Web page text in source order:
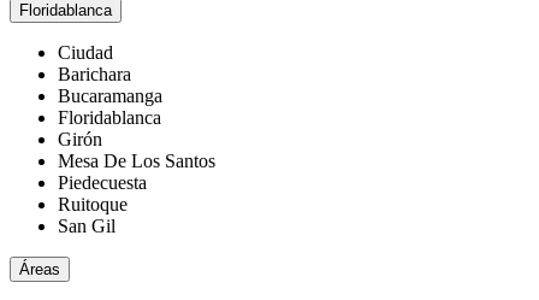
Floridablanca
Ciudad
Barichara
Bucaramanga
Floridablanca
Girón
Mesa De Los Santos
Piedecuesta
Ruitoque
San Gil
Áreas